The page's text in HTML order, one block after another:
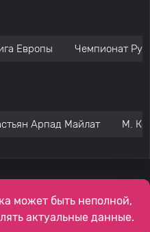
Европы Чемпионат
Арпад Майлат М.
может быть неполной,
актуальные данные.